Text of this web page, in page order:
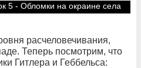
5 - Обломки на окраине села
расчеловечивания,
Теперь посмотрим, что
Гитлера и Геббельса: